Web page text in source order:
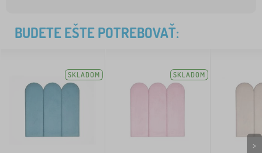
BUDETE EŠTE POTREBOVAŤ:
SKLADOM SKLADOM
>